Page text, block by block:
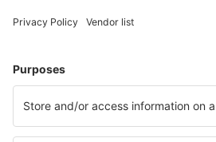
Hotels in Frankreich - Beliebte Städte